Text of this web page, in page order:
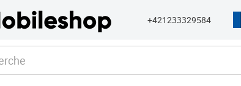
+421233329584